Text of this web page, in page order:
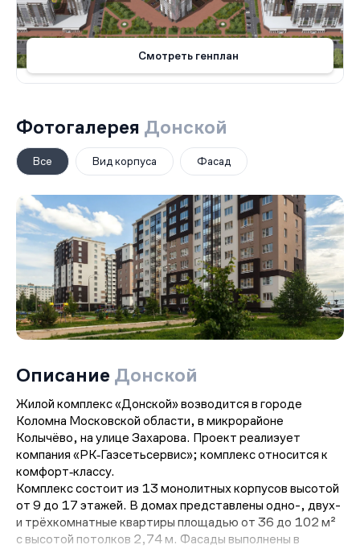
Смотреть генплан
Фотогалерея Донской
Все Вид корпуса Фасад
Описание Донской
Жилой комплекс «Донской» возводится в городе
Коломна Московской области, в микрорайоне
Колычёво, на улице Захарова. Проект реализует
компания «РК‑Газсетьсервис»; комплекс относится к
комфорт‑классу.
Комплекс состоит из 13 монолитных корпусов высотой
от 9 до 17 этажей. В домах представлены одно-, двух-
и трёхкомнатные квартиры площадью от 36 до 102 м²
с высотой потолков 2,74 м. Фасады выполнены в